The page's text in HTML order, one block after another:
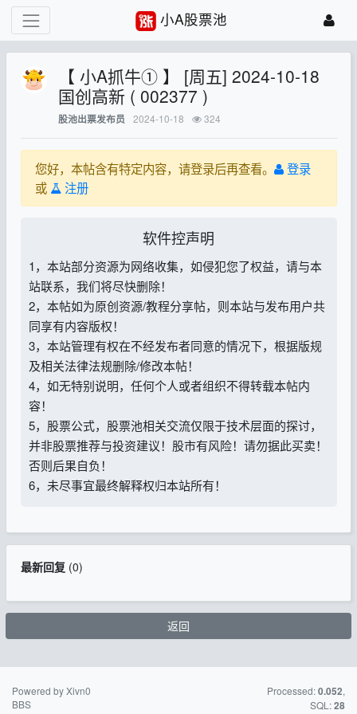
小A股票池
【 小A抓牛① 】 [周五] 2024-10-18
国创高新 ( 002377 )
股池出票发布员 2024-10-18 324
您好，本帖含有特定内容，请登录后再查看。
登录
或
注册
软件控声明
1，本站部分资源为网络收集，如侵犯您了权益，请与本
站联系，我们将尽快删除！
2，本帖如为原创资源/教程分享帖，则本站与发布用户共
同享有内容版权！
3，本站管理有权在不经发布者同意的情况下，根据版规
及相关法律法规删除/修改本帖！
4，如无特别说明，任何个人或者组织不得转载本帖内
容！
5，股票公式，股票池相关交流仅限于技术层面的探讨，
并非股票推荐与投资建议！股市有风险！请勿据此买卖！
否则后果自负！
6，未尽事宜最终解释权归本站所有！
最新回复(0)
返回
Powered by Xivn0
BBS
Processed:0.052,
SQL:28